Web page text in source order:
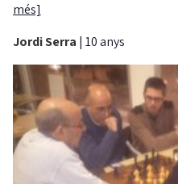
més]
Jordi Serra | 10 anys